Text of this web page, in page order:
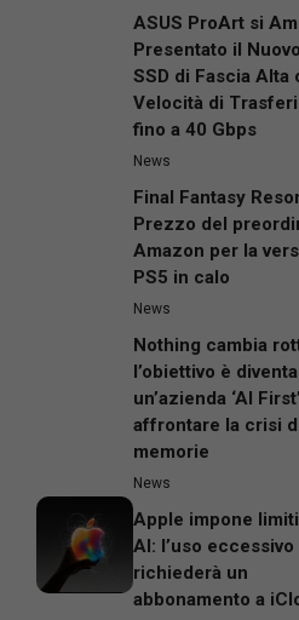
ASUS ProArt si
Presentato il
SSD di Fascia Alta
Velocità di
fino a 40 Gbps
News
Final Fantasy
Prezzo del
Amazon per la
PS5 in calo
News
Nothing cambia
l’obiettivo è
un’azienda ‘AI
affrontare la crisi
memorie
News
Apple impone
AI: l’uso eccessivo
richiederà un
abbonamento a